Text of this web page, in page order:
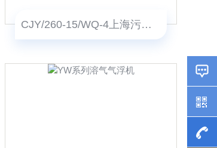
CJY/260-15/WQ-4上海污水预制泵站